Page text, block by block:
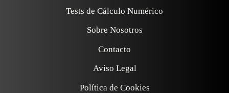
Tests de Cálculo Numérico
Sobre Nosotros
Contacto
Aviso Legal
Política de Cookies